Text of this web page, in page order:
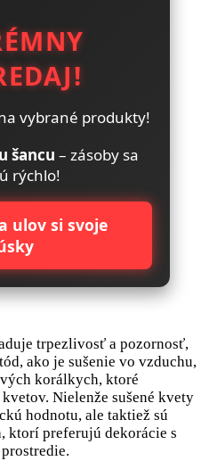
vybrané produkty!
šancu – zásoby sa
rýchlo!
ulov si svoje
trpezlivosť a pozornosť,
ako je sušenie vo vzduchu,
korálkych, ktoré
Nielenže sušené kvety
hodnotu, ale taktiež sú
ktorí preferujú dekorácie s